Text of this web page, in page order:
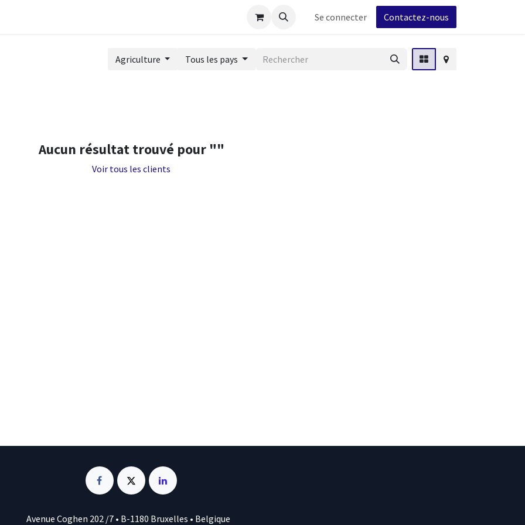
Événements Forum Postes
Se connecter Contactez-nous
Agriculture Tous les pays
Aucun résultat trouvé pour ""
Voir tous les clients
Avenue Coghen 202 /7 • B-1180 Bruxelles • Belgique